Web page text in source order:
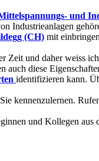
und
Industrieanlagen
(CH) mit
Zeit und daher weiss
auch diese
identifizieren kann.
kennenzulernen.
und Kollegen aus